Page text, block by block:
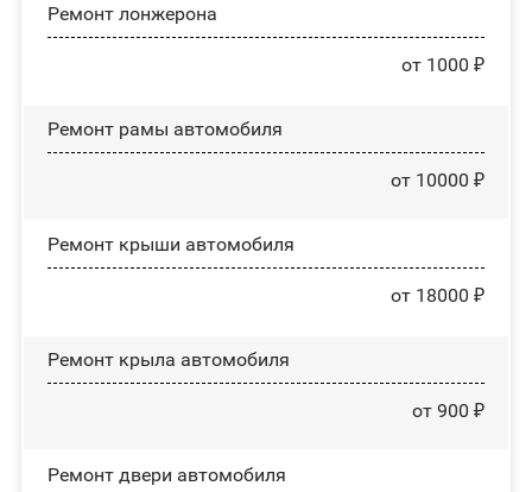
Ремонт лонжерона
от 1000 ₽
Ремонт рамы автомобиля
от 10000 ₽
Ремонт крыши автомобиля
от 18000 ₽
Ремонт крыла автомобиля
от 900 ₽
Ремонт двери автомобиля